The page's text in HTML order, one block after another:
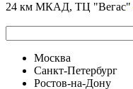
24 км МКАД, ТЦ "Вегас"
Москва
Санкт-Петербург
Ростов-на-Дону